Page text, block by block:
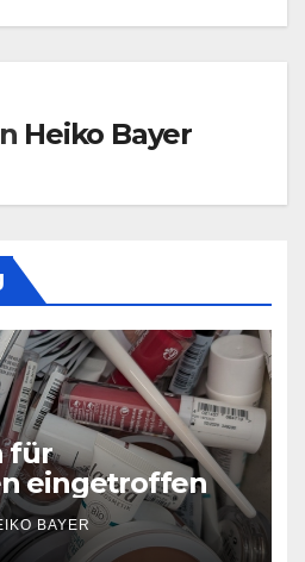
Heiko Bayer
für
eingetroffen
BAYER